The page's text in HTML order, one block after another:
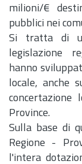
milioni/€
pubblici nei
Si tratta di
legislazione
hanno
locale, anche
concertazione
Province.
Sulla base di
Regione -
l'intera